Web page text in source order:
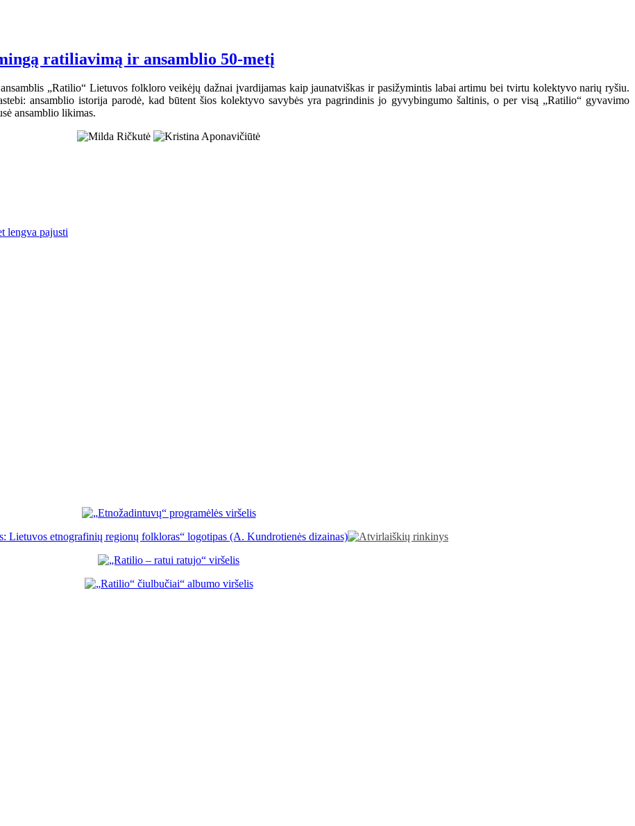
ratiliavimą ir ansamblio 50-metį
„Ratilio“ Lietuvos folkloro veikėjų dažnai įvardijamas kaip jaunatviškas ir pasižymintis labai artimu bei tvirtu kolektyvo narių ryšiu.
ansamblio istorija parodė, kad būtent šios kolektyvo savybės yra pagrindinis jo gyvybingumo šaltinis, o per visą „Ratilio“ gyvavimo
ansamblio likimas.
lengva pajusti